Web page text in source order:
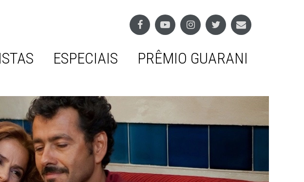
ESPECIAIS PRÊMIO GUARANI